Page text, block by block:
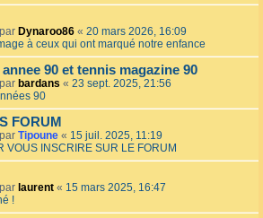
Dynaroo86 « 20 mars 2026, 16:09
à ceux qui ont marqué notre enfance
90 et tennis magazine 90
bardans « 23 sept. 2025, 21:56
90
FORUM
Tipoune « 15 juil. 2025, 11:19
VOUS INSCRIRE SUR LE FORUM
laurent « 15 mars 2025, 16:47
!